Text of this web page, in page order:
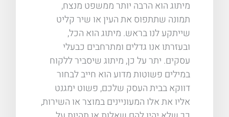
מיתוג הוא הרבה יותר ממשפט מנצח,
תמונה שתתפוס את העין או שיר קליט
שייתקע לנו בראש. מיתוג הוא הכל,
ובעזרתו אנו גדלים ומתרחבים כבעלי
עסקים. יתר על כן, מיתוג שיסביר ללקוח
במילים פשוטות מדוע הוא חייב לבחור
דווקא בבית העסק שלכם, פשוט ימגנט
אליו את אלו המעוניינים במוצר או השירות,